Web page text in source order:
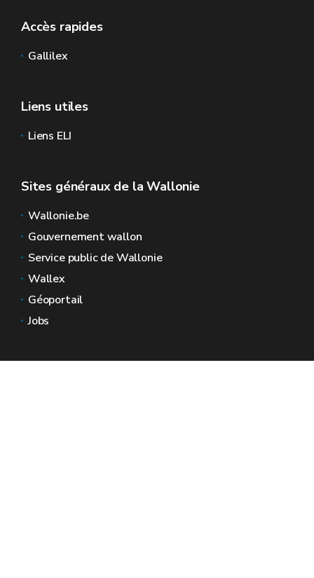
Accès rapides
Gallilex
Liens utiles
Liens ELI
Sites généraux de la Wallonie
Wallonie.be
Gouvernement wallon
Service public de Wallonie
Wallex
Géoportail
Jobs